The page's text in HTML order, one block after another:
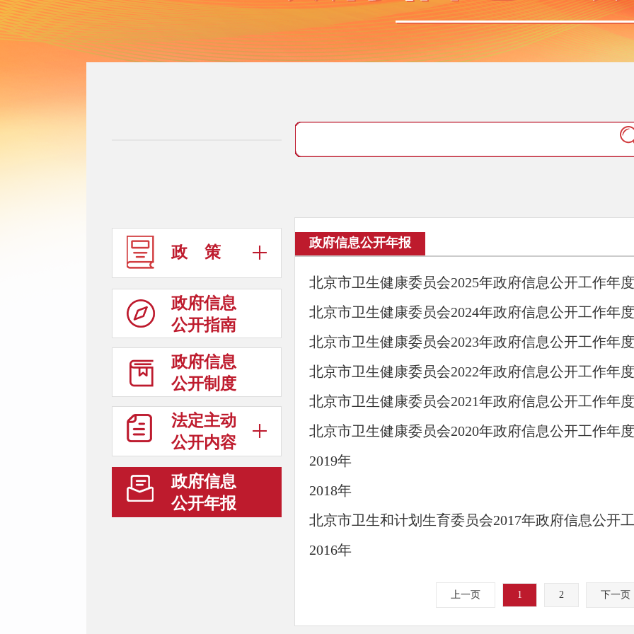
政 策
政府信息
公开指南
政府信息
公开制度
法定主动
公开内容
政府信息
公开年报
政府信息公开年报
北京市卫生健康委员会2025年政府信息公开工作年
北京市卫生健康委员会2024年政府信息公开工作年
北京市卫生健康委员会2023年政府信息公开工作年
北京市卫生健康委员会2022年政府信息公开工作年
北京市卫生健康委员会2021年政府信息公开工作年
北京市卫生健康委员会2020年政府信息公开工作年
2019年
2018年
北京市卫生和计划生育委员会2017年政府信息公开
2016年
上一页 1 2 下一页